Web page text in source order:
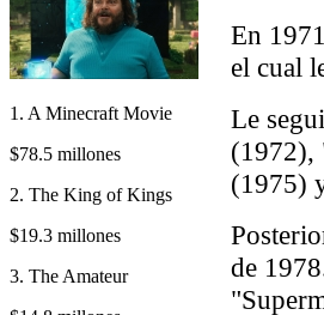
1. A Minecraft Movie
$78.5 millones
2. The King of Kings
$19.3 millones
3. The Amateur
En
el cual
Le
(1972),
(1975)
de